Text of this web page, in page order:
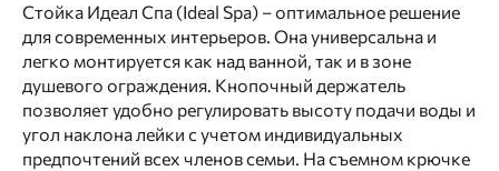
Стойка Идеал Спа (Ideal Spa) – оптимальное решение
для современных интерьеров. Она универсальна и
легко монтируется как над ванной, так и в зоне
душевого ограждения. Кнопочный держатель
позволяет удобно регулировать высоту подачи воды и
угол наклона лейки с учетом индивидуальных
предпочтений всех членов семьи. На съемном крючке